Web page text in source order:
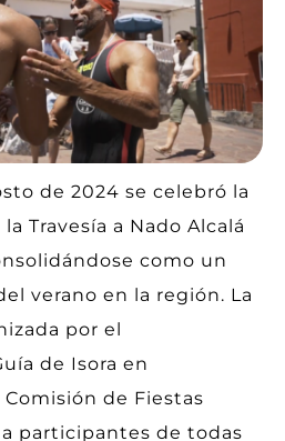
de 2024 se celebró la
Travesía a Nado Alcalá
como un
verano en la región. La
por el
de Isora en
de Fiestas
participantes de todas